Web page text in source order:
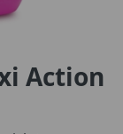
Action